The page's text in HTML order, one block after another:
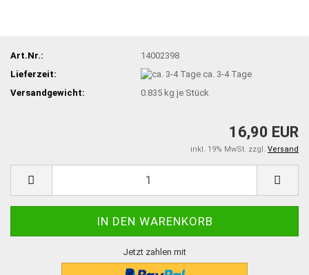
Art.Nr.:
14002398
Lieferzeit:
ca. 3-4 Tage
Versandgewicht:
0.835 kg je Stück
16,90 EUR
inkl. 19% MwSt. zzgl. Versand
Jetzt zahlen mit